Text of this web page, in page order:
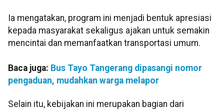
Ia mengatakan, program ini menjadi bentuk apresiasi
kepada masyarakat sekaligus ajakan untuk semakin
mencintai dan memanfaatkan transportasi umum.
Baca juga: Bus Tayo Tangerang dipasangi nomor
pengaduan, mudahkan warga melapor
Selain itu, kebijakan ini merupakan bagian dari